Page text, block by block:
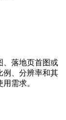
、落地页首图或
例、分辨率和其
需求。